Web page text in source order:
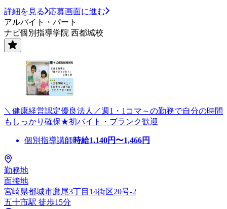
詳細を見る
応募画面に進む
アルバイト・パート
ナビ個別指導学院 西都城校
＼健康経営認定優良法人／週1・1コマ～の勤務で自分の時間
もしっかり確保★初バイト・ブランク歓迎
個別指導講師時給1,140円〜1,466円
勤務地
面接地
宮崎県都城市鷹尾3丁目14街区20号-2
五十市駅 徒歩15分